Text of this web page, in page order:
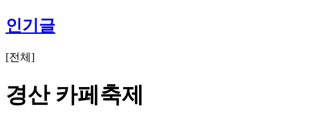
인기글
[전체 ]
경산 카페축제